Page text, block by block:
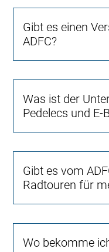
Gibt es einen
ADFC?
Was ist der
Pedelecs und E-
Gibt es vom
Radtouren für
Wo bekomme